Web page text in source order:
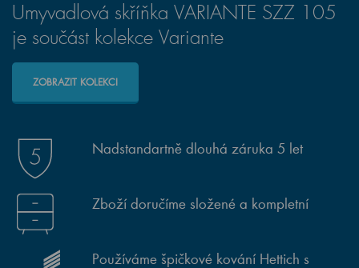
Umyvadlová skříňka VARIANTE SZZ 105
je součást kolekce Variante
ZOBRAZIT KOLEKCI
Nadstandartně dlouhá záruka 5 let
Zboží doručíme složené a kompletní
Používáme špičkové kování Hettich s